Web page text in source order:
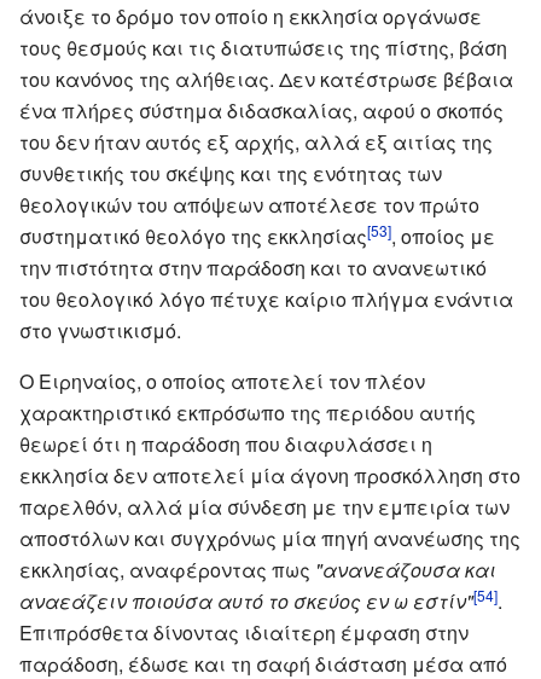
άνοιξε το δρόμο τον οποίο η εκκλησία οργάνωσε
τους θεσμούς και τις διατυπώσεις της πίστης, βάση
του κανόνος της αλήθειας. Δεν κατέστρωσε βέβαια
ένα πλήρες σύστημα διδασκαλίας, αφού ο σκοπός
του δεν ήταν αυτός εξ αρχής, αλλά εξ αιτίας της
συνθετικής του σκέψης και της ενότητας των
θεολογικών του απόψεων αποτέλεσε τον πρώτο
συστηματικό θεολόγο της εκκλησίας[53], οποίος με
την πιστότητα στην παράδοση και το ανανεωτικό
του θεολογικό λόγο πέτυχε καίριο πλήγμα ενάντια
στο γνωστικισμό.
Ο Ειρηναίος, ο οποίος αποτελεί τον πλέον
χαρακτηριστικό εκπρόσωπο της περιόδου αυτής
θεωρεί ότι η παράδοση που διαφυλάσσει η
εκκλησία δεν αποτελεί μία άγονη προσκόλληση στο
παρελθόν, αλλά μία σύνδεση με την εμπειρία των
αποστόλων και συγχρόνως μία πηγή ανανέωσης της
εκκλησίας, αναφέροντας πως "ανανεάζουσα και
αναεάζειν ποιούσα αυτό το σκεύος εν ω εστίν"[54].
Επιπρόσθετα δίνοντας ιδιαίτερη έμφαση στην
παράδοση, έδωσε και τη σαφή διάσταση μέσα από